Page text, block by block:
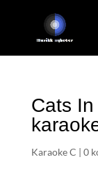
Cats
Karaoke C | 0